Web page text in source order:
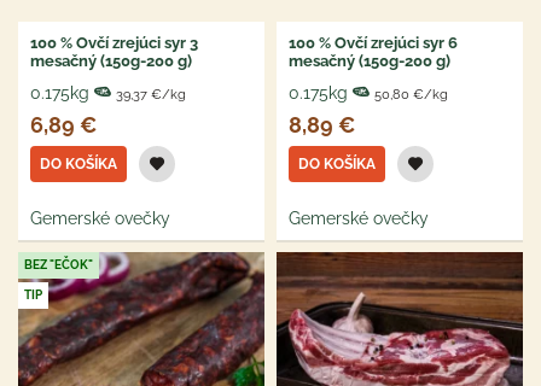
100 % Ovčí zrejúci syr 3
mesačný (150g-200 g)
0.175kg 39,37 €/kg
6,89 €
DO KOŠÍKA
Gemerské ovečky
100 % Ovčí zrejúci syr 6
mesačný (150g-200 g)
0.175kg 50,80 €/kg
8,89 €
DO KOŠÍKA
Gemerské ovečky
BEZ "EČOK"
TIP